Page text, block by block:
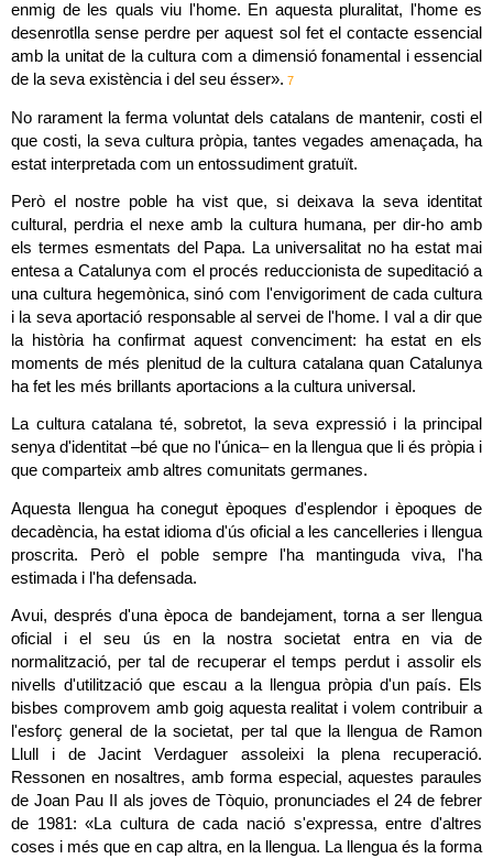
enmig de les quals viu l'home. En aquesta pluralitat, l'home es
desenrotlla sense perdre per aquest sol fet el contacte essencial
amb la unitat de la cultura com a dimensió fonamental i essencial
de la seva existència i del seu ésser». 7
No rarament la ferma voluntat dels catalans de mantenir, costi el
que costi, la seva cultura pròpia, tantes vegades amenaçada, ha
estat interpretada com un entossudiment gratuït.
Però el nostre poble ha vist que, si deixava la seva identitat
cultural, perdria el nexe amb la cultura humana, per dir-ho amb
els termes esmentats del Papa. La universalitat no ha estat mai
entesa a Catalunya com el procés reduccionista de supeditació a
una cultura hegemònica, sinó com l'envigoriment de cada cultura
i la seva aportació responsable al servei de l'home. I val a dir que
la història ha confirmat aquest convenciment: ha estat en els
moments de més plenitud de la cultura catalana quan Catalunya
ha fet les més brillants aportacions a la cultura universal.
La cultura catalana té, sobretot, la seva expressió i la principal
senya d'identitat –bé que no l'única– en la llengua que li és pròpia i
que comparteix amb altres comunitats germanes.
Aquesta llengua ha conegut èpoques d'esplendor i èpoques de
decadència, ha estat idioma d'ús oficial a les cancelleries i llengua
proscrita. Però el poble sempre l'ha mantinguda viva, l'ha
estimada i l'ha defensada.
Avui, després d'una època de bandejament, torna a ser llengua
oficial i el seu ús en la nostra societat entra en via de
normalització, per tal de recuperar el temps perdut i assolir els
nivells d'utilització que escau a la llengua pròpia d'un país. Els
bisbes comprovem amb goig aquesta realitat i volem contribuir a
l'esforç general de la societat, per tal que la llengua de Ramon
Llull i de Jacint Verdaguer assoleixi la plena recuperació.
Ressonen en nosaltres, amb forma especial, aquestes paraules
de Joan Pau II als joves de Tòquio, pronunciades el 24 de febrer
de 1981: «La cultura de cada nació s'expressa, entre d'altres
coses i més que en cap altra, en la llengua. La llengua és la forma